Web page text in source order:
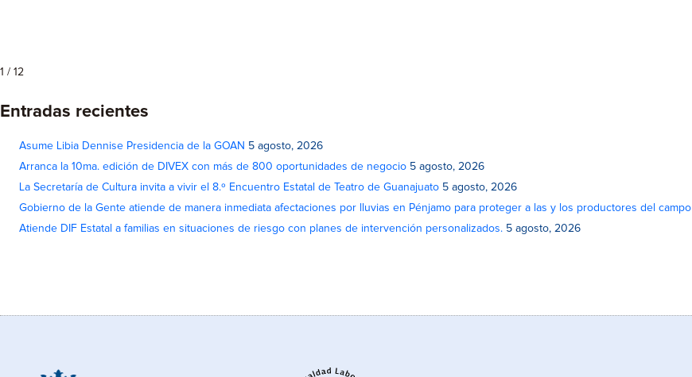
1 / 12
Entradas recientes
Asume Libia Dennise Presidencia de la GOAN 5 agosto, 2026
Arranca la 10ma. edición de DIVEX con más de 800 oportunidades de negocio 5 agosto, 2026
La Secretaría de Cultura invita a vivir el 8.º Encuentro Estatal de Teatro de Guanajuato 5 agosto, 2026
Gobierno de la Gente atiende de manera inmediata afectaciones por lluvias en Pénjamo para proteger a las y los productores del campo
Atiende DIF Estatal a familias en situaciones de riesgo con planes de intervención personalizados. 5 agosto, 2026